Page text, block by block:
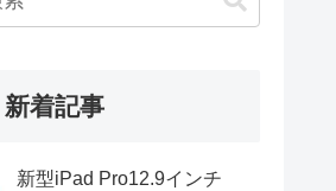
着記事
新型iPad Pro12.9インチ